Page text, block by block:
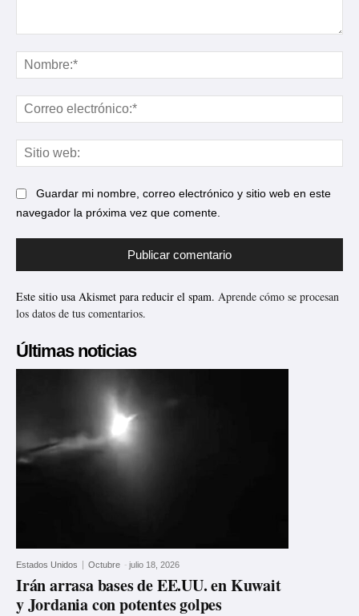
Guardar mi nombre, correo electrónico y sitio web en este
navegador la próxima vez que comente.
Este sitio usa Akismet para reducir el spam. Aprende cómo se procesan
los datos de tus comentarios.
Últimas noticias
Estados Unidos Octubre - julio 18, 2026
Irán arrasa bases de EE.UU. en Kuwait
y Jordania con potentes golpes